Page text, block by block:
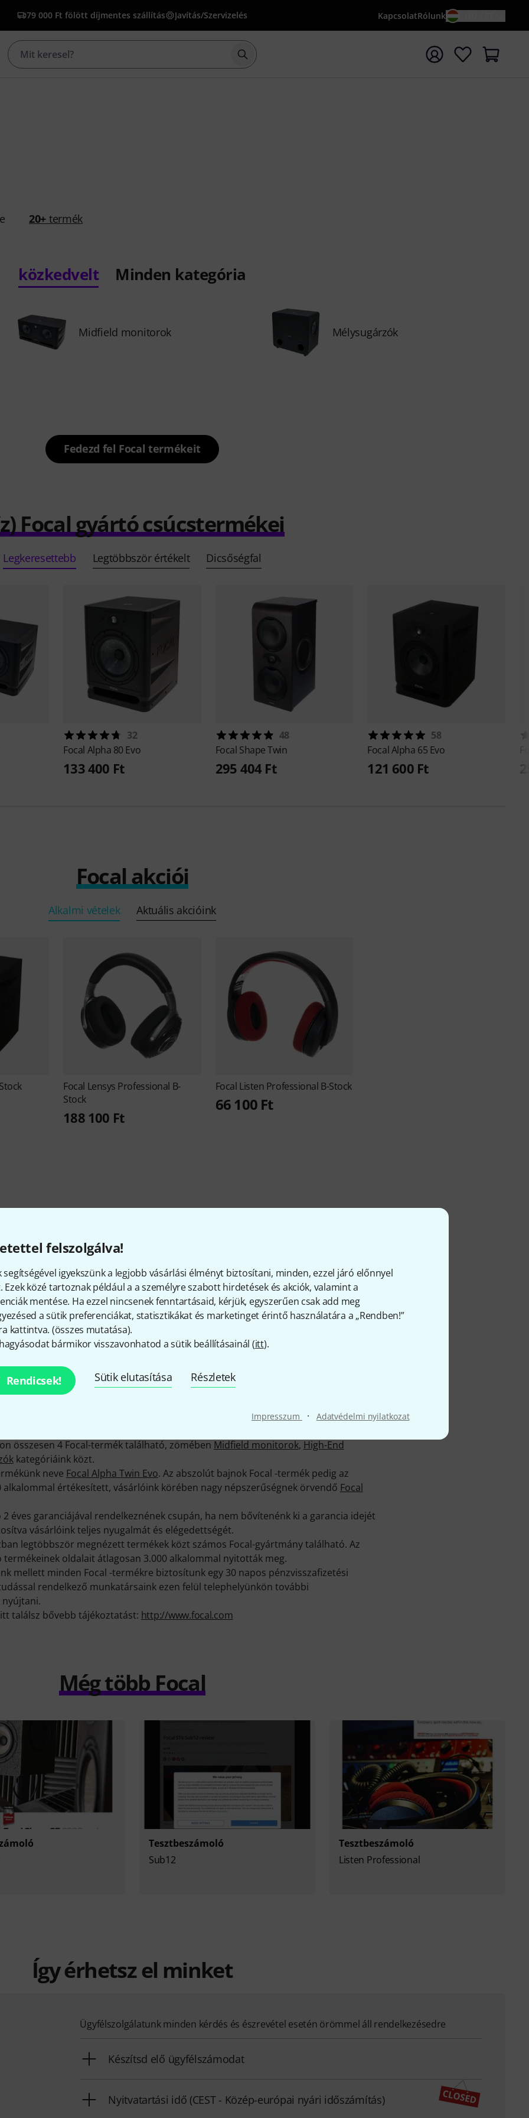
felszolgálva!
segítségével igyekszünk a legjobb vásárlási élményt biztosítani, minden, ezzel járó előnnyel
Ezek közé tartoznak például a a személyre szabott hirdetések és akciók, valamint a
mentése. Ha ezzel nincsenek fenntartásaid, kérjük, egyszerűen csak add meg
a sütik preferenciákat, statisztikákat és marketinget érintő használatára a „Rendben!”
kattintva. (összes mutatása).
bármikor visszavonhatod a sütik beállításainál (itt).
Rendicsek! Sütik elutasítása Részletek
Impresszum · Adatvédelmi nyilatkozat
79 000 Ft fölött díjmentes szállítás Javítás/Szervizelés KapcsolatRólunk
Keresés indítása {searchTerm} keresőszóval
20+ termék
közkedvelt Minden kategória
Midfield monitorok Mélysugárzók
Fedezd fel Focal termékeit
Focal gyártó csúcstermékei
Legkeresettebb Legtöbbször értékelt Dicsőségfal
32
Focal Alpha 80 Evo
133 400 Ft
48
Focal Shape Twin
295 404 Ft
58
FocalAlpha 65 Evo
121 600 Ft
Focal akciói
Alkalmi vételek Aktuális akcióink
Focal Lensys Professional B-
Stock
188 100 Ft
Focal Listen Professional B-Stock
66 100 Ft
RAKTÁRON
20+
Ø ELÉRHETŐSÉG
91.24% (1 év)
találhatsz – ezek közül 22 áll készen a szállításra és 2 ajánlat található
közt. Már 20 éve értékesítünk Focal-termékeket.
otthonról tájékozódhass minden Focal-termékről, alapos
863 médiatartalom, teszt és vélemény található az összes Focal gyártotta
termékfotó, 16 részletes 360 fokos fotó, 496, ügyfeleink által írt értékelés és 50,
(több különböző nyelven).
összesen 4 Focal-termék található, zömében Midfield monitorok, High-End
kategóriáink közt.
neve Focal Alpha Twin Evo. Az abszolút bajnok Focal -termék pedig az
értékesített, vásárlóink körében nagy népszerűségnek örvendő Focal
éves garanciájával rendelkeznének csupán, ha nem bővítenénk ki a garancia idejét
vásárlóink teljes nyugalmát és elégedettségét.
legtöbbször megnézett termékek közt számos Focal-gyártmány található. Az
oldalait átlagosan 3.000 alkalommal nyitották meg.
mellett minden Focal -termékre biztosítunk egy 30 napos pénzvisszafizetési
rendelkező munkatársaink ezen felül telephelyünkön további
nyújtani.
találsz bővebb tájékoztatást: http://www.focal.com
Még több Focal
Tesztbeszámoló
Sub12
Tesztbeszámoló
Listen Professional
Így érhetsz el minket
Ügyfélszolgálatunk minden kérdés és észrevétel esetén örömmel áll rendelkezésedre
Készítsd elő ügyfélszámodat
Nyitvatartási idő (CEST - Közép-európai nyári időszámítás)